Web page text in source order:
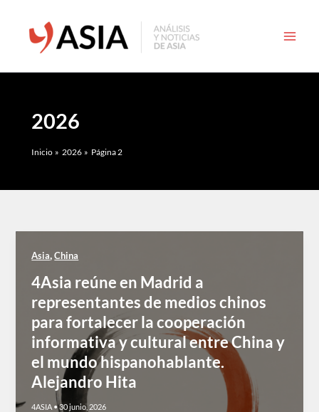
contenido
2026
Inicio 2026 Página 2
Asia,China
4Asia reúne en Madrid a
representantes de medios chinos
para fortalecer la cooperación
informativa y cultural entre China y
el mundo hispanohablante.
Alejandro Hita
4ASIA •30 junio, 2026